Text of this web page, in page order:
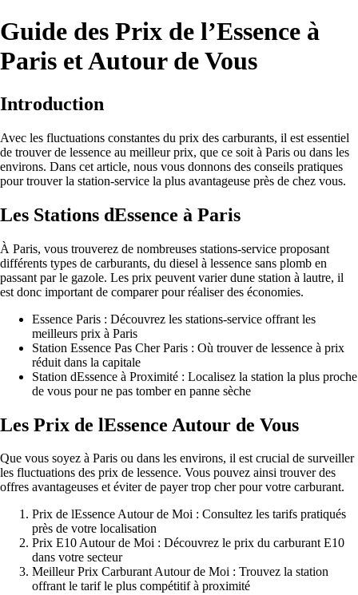
Guide des Prix de l’Essence à
Paris et Autour de Vous
Introduction
Avec les fluctuations constantes du prix des carburants, il est essentiel
de trouver de lessence au meilleur prix, que ce soit à Paris ou dans les
environs. Dans cet article, nous vous donnons des conseils pratiques
pour trouver la station-service la plus avantageuse près de chez vous.
Les Stations dEssence à Paris
À Paris, vous trouverez de nombreuses stations-service proposant
différents types de carburants, du diesel à lessence sans plomb en
passant par le gazole. Les prix peuvent varier dune station à lautre, il
est donc important de comparer pour réaliser des économies.
Essence Paris : Découvrez les stations-service offrant les
meilleurs prix à Paris
Station Essence Pas Cher Paris : Où trouver de lessence à prix
réduit dans la capitale
Station dEssence à Proximité : Localisez la station la plus proche
de vous pour ne pas tomber en panne sèche
Les Prix de lEssence Autour de Vous
Que vous soyez à Paris ou dans les environs, il est crucial de surveiller
les fluctuations des prix de lessence. Vous pouvez ainsi trouver des
offres avantageuses et éviter de payer trop cher pour votre carburant.
Prix de lEssence Autour de Moi : Consultez les tarifs pratiqués
près de votre localisation
Prix E10 Autour de Moi : Découvrez le prix du carburant E10
dans votre secteur
Meilleur Prix Carburant Autour de Moi : Trouvez la station
offrant le tarif le plus compétitif à proximité